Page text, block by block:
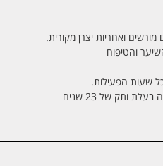
ואחריות יצרן מקורית.
שעות הפעילות.
ותק של 23 שנים